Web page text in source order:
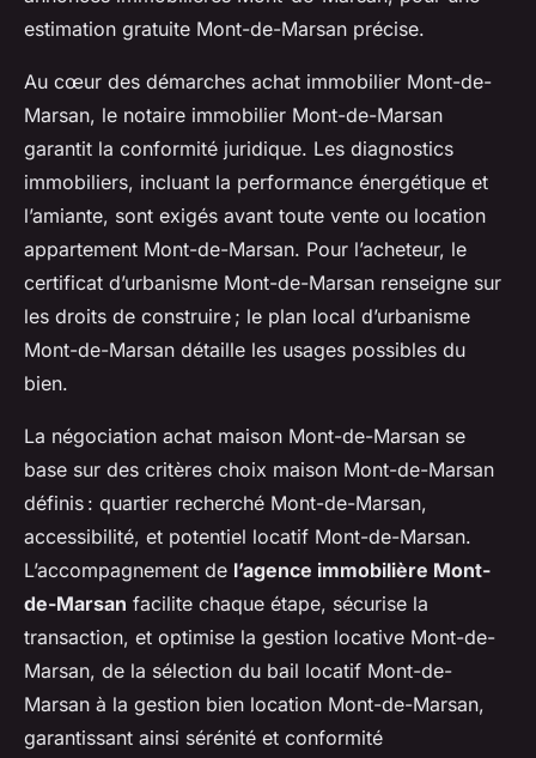
estimation gratuite Mont-de-Marsan précise.
Au cœur des démarches achat immobilier Mont-de-
Marsan, le notaire immobilier Mont-de-Marsan
garantit la conformité juridique. Les diagnostics
immobiliers, incluant la performance énergétique et
l’amiante, sont exigés avant toute vente ou location
appartement Mont-de-Marsan. Pour l’acheteur, le
certificat d’urbanisme Mont-de-Marsan renseigne sur
les droits de construire ; le plan local d’urbanisme
Mont-de-Marsan détaille les usages possibles du
bien.
La négociation achat maison Mont-de-Marsan se
base sur des critères choix maison Mont-de-Marsan
définis : quartier recherché Mont-de-Marsan,
accessibilité, et potentiel locatif Mont-de-Marsan.
L’accompagnement de l’agence immobilière Mont-
de-Marsan facilite chaque étape, sécurise la
transaction, et optimise la gestion locative Mont-de-
Marsan, de la sélection du bail locatif Mont-de-
Marsan à la gestion bien location Mont-de-Marsan,
garantissant ainsi sérénité et conformité